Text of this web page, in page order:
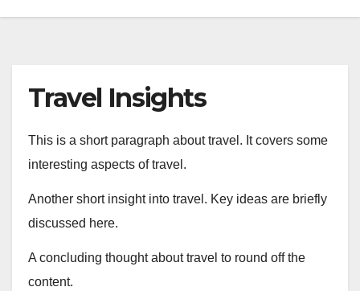
Travel Insights
This is a short paragraph about travel. It covers some
interesting aspects of travel.
Another short insight into travel. Key ideas are briefly
discussed here.
A concluding thought about travel to round off the
content.